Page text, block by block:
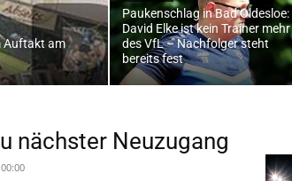
Auftakt am
Paukenschlag in Bad Oldesloe:
David Elke ist kein Trainer mehr
des VfL – Nachfolger steht
bereits fest
nächster Neuzugang